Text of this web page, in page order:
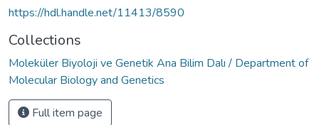
https://hdl.handle.net/11413/8590
Collections
Moleküler Biyoloji ve Genetik Ana Bilim Dalı / Department of
Molecular Biology and Genetics
Full item page